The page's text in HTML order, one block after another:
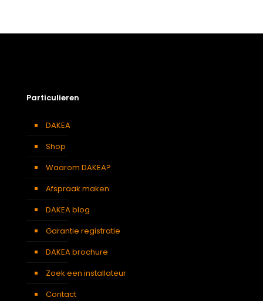
Particulieren
DAKEA
Shop
Waarom DAKEA?
Afspraak maken
DAKEA blog
Garantie registratie
DAKEA brochure
Zoek een installateur
Contact